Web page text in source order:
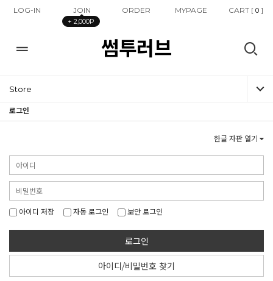
LOG-IN JOIN
+ 2,000P
ORDER MYPAGE CART [ 0]
썸투러브
Store
로그인
한글 자판 열기
아이디 저장 자동 로그인 보안 로그인
로그인
아이디/비밀번호 찾기